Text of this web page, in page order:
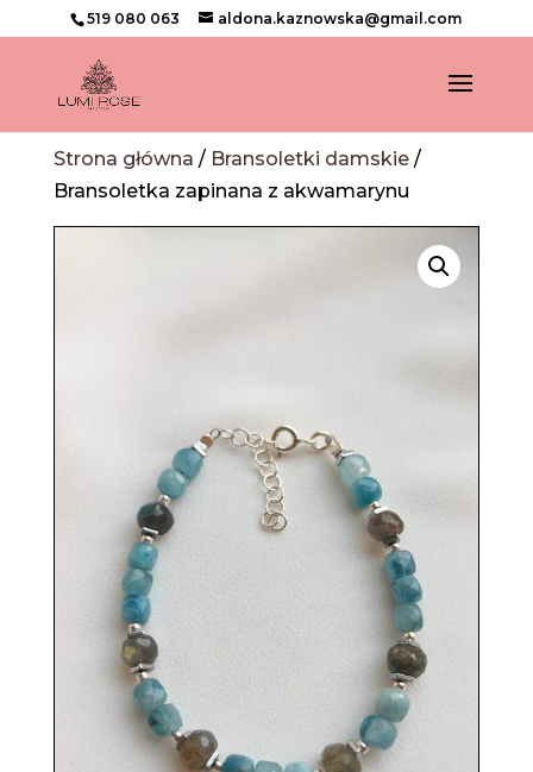
519 080 063 aldona.kaznowska@gmail.com
Strona główna / Bransoletki damskie/
Bransoletka zapinana z akwamarynu